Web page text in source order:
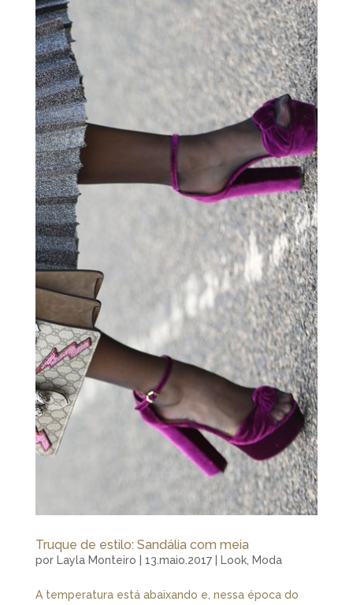
Truque de estilo: Sandália com meia
por Layla Monteiro | 13.maio.2017| Look, Moda
A temperatura está abaixando e, nessa época do